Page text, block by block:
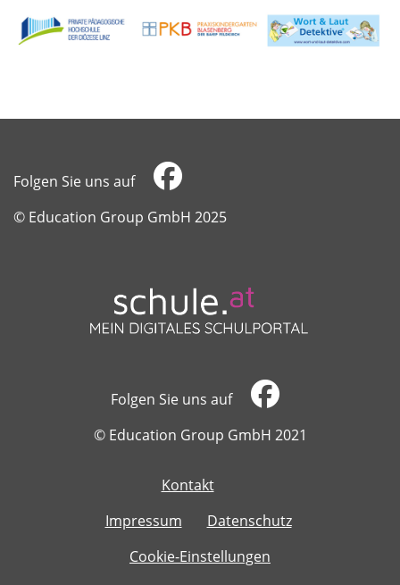
Folgen Sie uns auf
​​​​​​​© Education Group GmbH 2025
Folgen Sie uns auf
​​​​​​​© Education Group GmbH 2021
Kontakt
Impressum
Datenschutz
Cookie-Einstellungen